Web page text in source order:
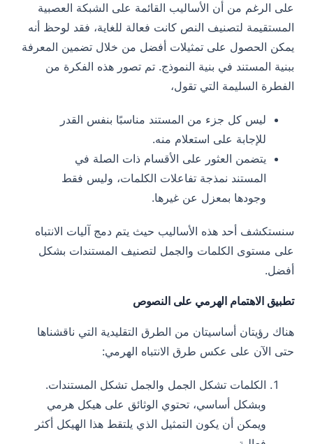
على الرغم من أن الأساليب القائمة على الشبكة العصبية
المستقيمة لتصنيف النص كانت فعالة للغاية، فقد لوحظ أنه
يمكن الحصول على تمثيلات أفضل من خلال تضمين المعرفة
ببنية المستند في بنية النموذج. تم تصور هذه الفكرة من
الفطرة السليمة التي تقول،
ليس كل جزء من المستند مناسبًا بنفس القدر
للإجابة على استعلام منه.
يتضمن العثور على الأقسام ذات الصلة في
المستند نمذجة تفاعلات الكلمات، وليس فقط
وجودها بمعزل عن غيرها.
سنستكشف أحد هذه الأساليب حيث يتم دمج آليات الانتباه
على مستوى الكلمات والجمل لتصنيف المستندات بشكل
أفضل.
تطبيق الاهتمام الهرمي على النصوص
هناك رؤيتان أساسيتان من الطرق التقليدية التي ناقشناها
حتى الآن على عكس طرق الانتباه الهرمي:
الكلمات تشكل الجمل والجمل تشكل المستندات.
وبشكل أساسي، تحتوي الوثائق على هيكل هرمي
ويمكن أن يكون التمثيل الذي يلتقط هذا الهيكل أكثر